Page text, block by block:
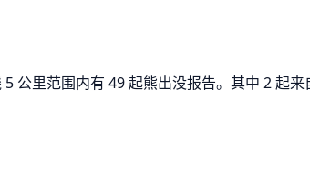
里范围内有 49 起熊出没报告。其中 2 起